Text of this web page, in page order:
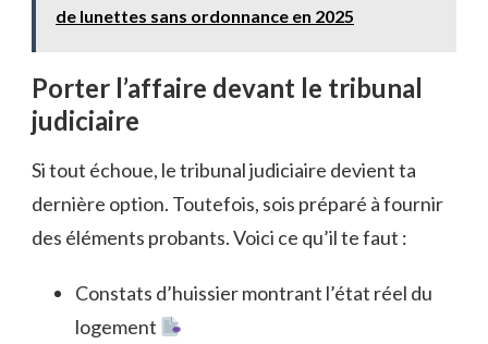
de lunettes sans ordonnance en 2025
Porter l’affaire devant le tribunal
judiciaire
Si tout échoue, le tribunal judiciaire devient ta
dernière option. Toutefois, sois préparé à fournir
des éléments probants. Voici ce qu’il te faut :
Constats d’huissier montrant l’état réel du
logement